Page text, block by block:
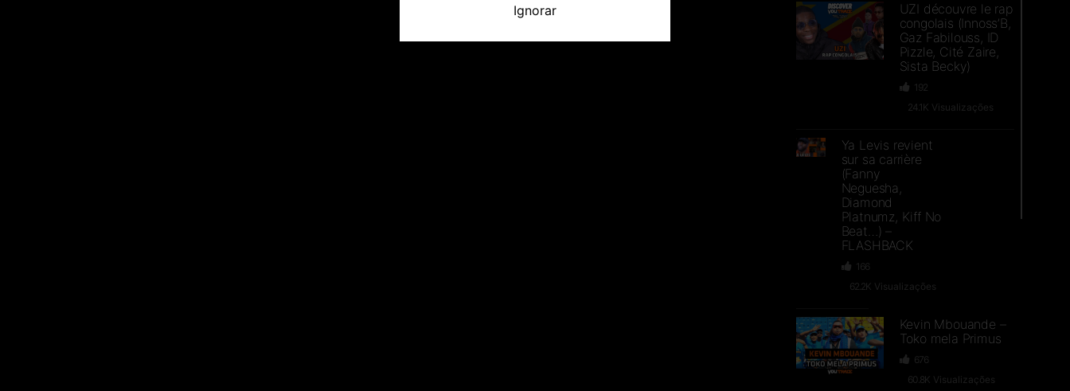
UZI découvre le rap
congolais (Innoss’B,
Gaz Fabilouss, ID
Pizzle, Cité Zaire,
Sista Becky)
192
24.1K Visualizações
Ya Levis revient
sur sa carrière
(Fanny
Neguesha,
Diamond
Platnumz, Kiff No
Beat…) –
FLASHBACK
166
62.2K Visualizações
Kevin Mbouande –
Toko mela Primus
676
60.8K Visualizações
Ignorar